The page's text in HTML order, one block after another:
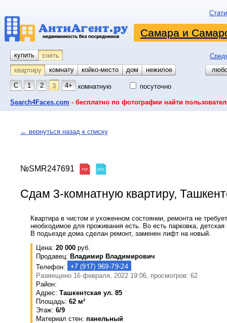
Самара и
купить снять
квартиру
комнату койко-место дом гараж
участок
нежилое
С 1 2 3 4+ комнатную посуточно
Search4Faces.com - бесплатно по фотографии найти
← вернуться назад к списку
№SMR247691
Сдам 3-комнатную квартиру,
Квартира в чистом и ухоженном состоянии, ремонта не
необходимое для проживания есть. Во есть парковка,
В подьезде дома сделан ремонт, заменен лифт на новый.
Цена: 20 000 руб.
Продавец: Владимир Владимирович
Телефон:
Размещено 16 февраля, 2022 19:06, просмотров: 62
Район:
Адрес: Ташкентская ул. 85
Площадь: 62 м²
Этаж: 6/9
Материал стен: панельный